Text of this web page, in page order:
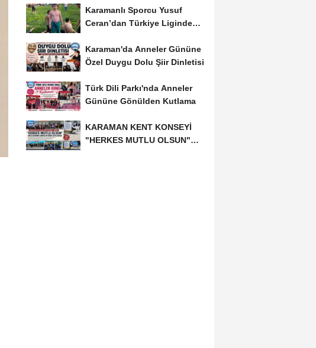
Karamanlı Sporcu Yusuf
Ceran’dan Türkiye Liginde
Karaman'da Anneler Gününe
Özel Duygu Dolu Şiir Dinletisi
Türk Dili Parkı'nda Anneler
Gününe Gönülden Kutlama
KARAMAN KENT KONSEYİ
"HERKES MUTLU OLSUN"